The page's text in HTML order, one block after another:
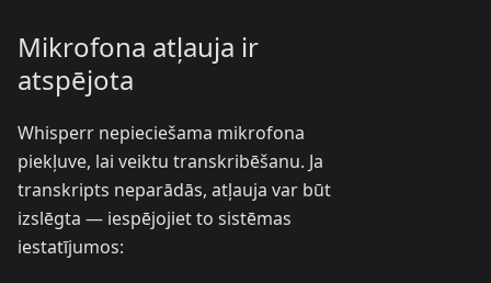
Mikrofona atļauja ir
atspējota
Whisperr nepieciešama mikrofona
piekļuve, lai veiktu transkribēšanu. Ja
transkripts neparādās, atļauja var būt
izslēgta — iespējojiet to sistēmas
iestatījumos: